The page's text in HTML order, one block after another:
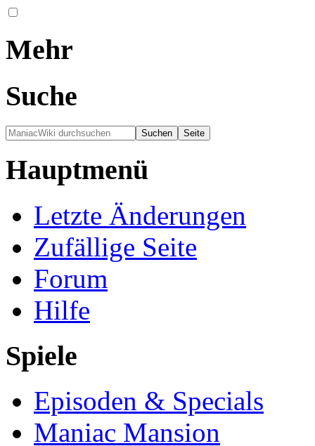
Mehr
Suche
Hauptmenü
Letzte Änderungen
Zufällige Seite
Forum
Hilfe
Spiele
Episoden & Specials
Maniac Mansion